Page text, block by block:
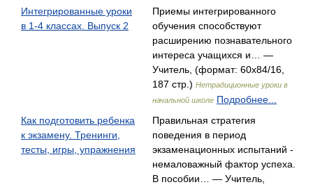
Интегрированные уроки
в 1-4 классах. Выпуск 2
Приемы интегрированного
обучения способствуют
расширению познавательного
интереса учащихся и… —
Учитель, (формат: 60x84/16,
187 стр.) Нетрадиционные уроки в
начальной школе Подробнее...
Как подготовить ребенка
к экзамену. Тренинги,
тесты, игры, упражнения
Правильная стратегия
поведения в период
экзаменационных испытаний -
немаловажный фактор успеха.
В пособии… — Учитель,